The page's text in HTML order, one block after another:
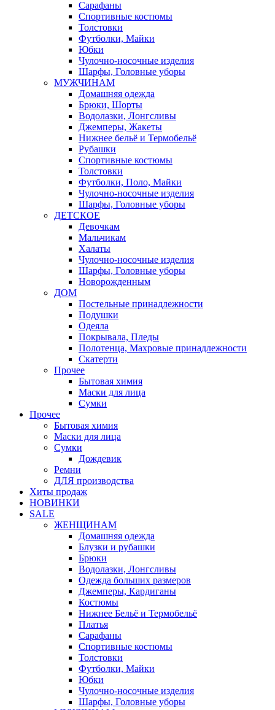
Сарафаны
Спортивные костюмы
Толстовки
Футболки, Майки
Юбки
Чулочно-носочные изделия
Шарфы, Головные уборы
МУЖЧИНАМ
Домашняя одежда
Брюки, Шорты
Водолазки, Лонгсливы
Джемперы, Жакеты
Нижнее бельё и Термобельё
Рубашки
Спортивные костюмы
Толстовки
Футболки, Поло, Майки
Чулочно-носочные изделия
Шарфы, Головные уборы
ДЕТСКОЕ
Девочкам
Мальчикам
Халаты
Чулочно-носочные изделия
Шарфы, Головные уборы
Новорожденным
ДОМ
Постельные принадлежности
Подушки
Одеяла
Покрывала, Пледы
Полотенца, Махровые принадлежности
Скатерти
Прочее
Бытовая химия
Маски для лица
Сумки
Прочее
Бытовая химия
Маски для лица
Сумки
Дождевик
Ремни
ДЛЯ производства
Хиты продаж
НОВИНКИ
SALE
ЖЕНЩИНАМ
Домашняя одежда
Блузки и рубашки
Брюки
Водолазки, Лонгсливы
Одежда больших размеров
Джемперы, Кардиганы
Костюмы
Нижнее Бельё и Термобельё
Платья
Сарафаны
Спортивные костюмы
Толстовки
Футболки, Майки
Юбки
Чулочно-носочные изделия
Шарфы, Головные уборы